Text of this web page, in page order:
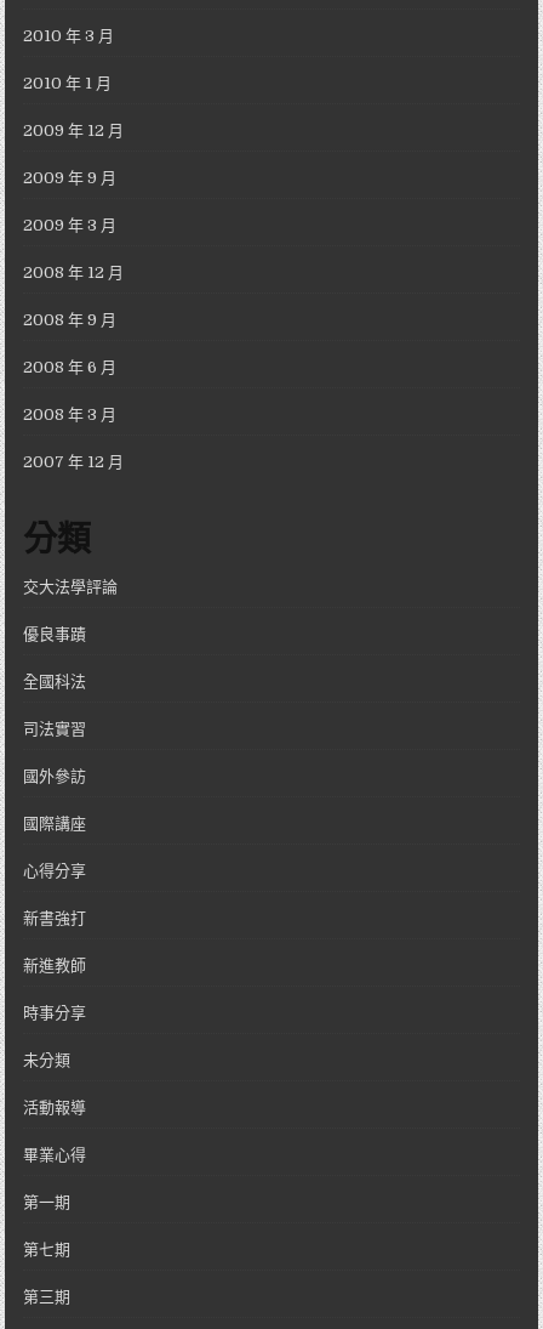
2010 年 3 月
2010 年 1 月
2009 年 12 月
2009 年 9 月
2009 年 3 月
2008 年 12 月
2008 年 9 月
2008 年 6 月
2008 年 3 月
2007 年 12 月
分類
交大法學評論
優良事蹟
全國科法
司法實習
國外參訪
國際講座
心得分享
新書強打
新進教師
時事分享
未分類
活動報導
畢業心得
第一期
第七期
第三期